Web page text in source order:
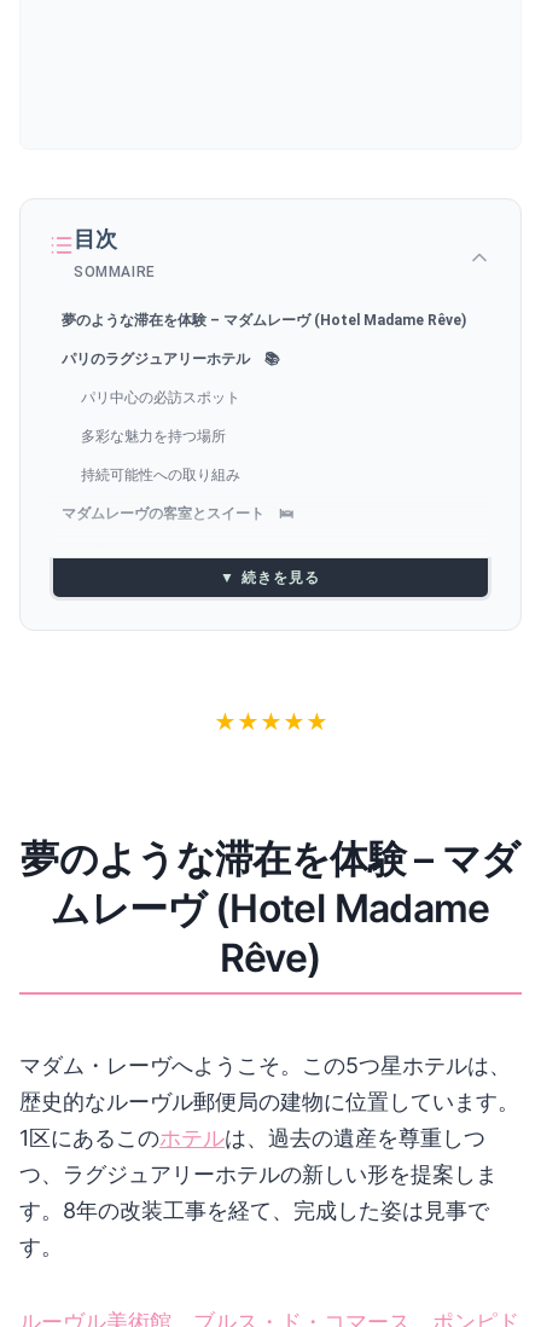
目次
SOMMAIRE
夢のような滞在を体験 – マダムレーヴ (Hotel Madame Rêve)
パリのラグジュアリーホテル 📚
パリ中心の必訪スポット
多彩な魅力を持つ場所
持続可能性への取り組み
マダムレーヴの客室とスイート 🛌
ルーフトップレストラン
パリ観光に最適なロケーション 📍
マダムレーヴの予約 📆
マダムレーヴについてのまとめ ℹ️
ホテル・マダムレーヴの地図 🗺️
▼ 続きを見る
★★★★★
夢のような滞在を体験 – マダ
ムレーヴ (Hotel Madame
Rêve)
マダム・レーヴへようこそ。この5つ星ホテルは、
歴史的なルーヴル郵便局の建物に位置しています。
1区にあるこのホテルは、過去の遺産を尊重しつ
つ、ラグジュアリーホテルの新しい形を提案しま
す。8年の改装工事を経て、完成した姿は見事で
す。
ルーヴル美術館、 ブルス・ド・コマース 、 ポンピド